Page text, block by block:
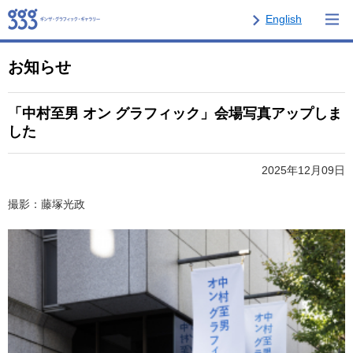
English
お知らせ
「中村至男 オン グラフィック」会場写真アップしま
した
2025年12月09日
撮影：藤塚光政